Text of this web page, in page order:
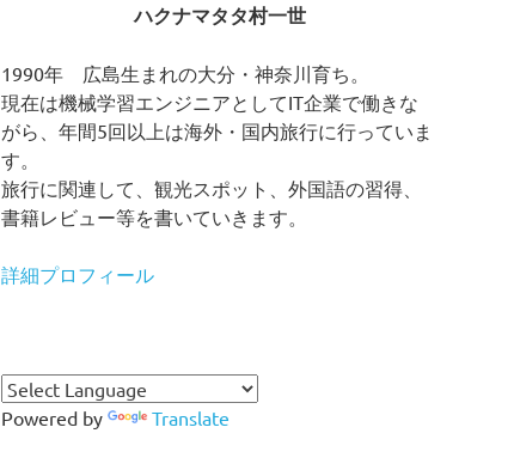
ハクナマタタ村一世
1990年 広島生まれの大分・神奈川育ち。
現在は機械学習エンジニアとしてIT企業で働きな
がら、年間5回以上は海外・国内旅行に行っていま
す。
旅行に関連して、観光スポット、外国語の習得、
書籍レビュー等を書いていきます。
詳細プロフィール
Powered by Translate